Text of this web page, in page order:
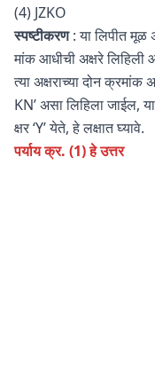
(4) JZKO
स्पष्टीकरण: या लिपीत मूळ
मांक आधीची अक्षरे लिहिली
त्या अक्षराच्या दोन क्रमांक
KN’ असा लिहिला जाईल,
क्षर ‘Y’ येते, हे लक्षात घ्यावे.
पर्याय क्र. (1) हे उत्तर